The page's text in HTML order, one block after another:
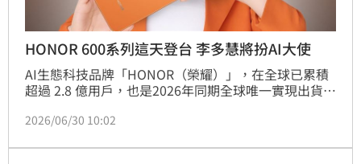
HONOR 600系列這天登台 李多慧將扮AI大使
AI生態科技品牌「HONOR（榮耀）」，在全球已累積
超過 2.8 億用戶，也是2026年同期全球唯一實現出貨量
（30）天宣布，將在7月7日正式在台推出HONOR 600
600慧玩AI創作大使」。
2026/06/30 10:02